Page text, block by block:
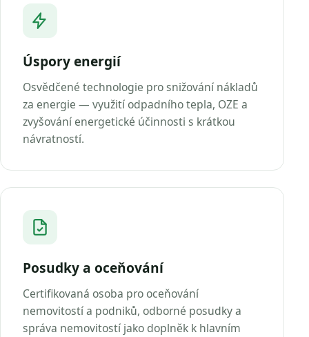
Úspory energií
Osvědčené technologie pro snižování nákladů
za energie — využití odpadního tepla, OZE a
zvyšování energetické účinnosti s krátkou
návratností.
Posudky a oceňování
Certifikovaná osoba pro oceňování
nemovitostí a podniků, odborné posudky a
správa nemovitostí jako doplněk k hlavním